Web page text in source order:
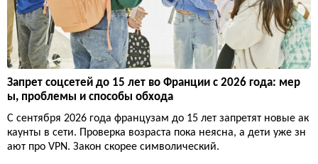
Запрет соцсетей до 15 лет во Франции с 2026 года: мер
ы, проблемы и способы обхода
С сентября 2026 года французам до 15 лет запретят новые ак
каунты в сети. Проверка возраста пока неясна, а дети уже зн
ают про VPN. Закон скорее символический.